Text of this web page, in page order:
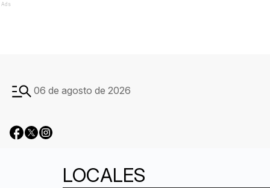
Ads
06 de agosto de 2026
LOCALES